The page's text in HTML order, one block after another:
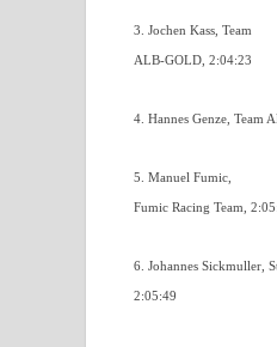
3. Jochen Kass, Team
ALB-GOLD, 2:04:23
4. Hannes Genze, Team
5. Manuel Fumic,
Fumic Racing Team,
6. Johannes Sickmuller,
2:05:49